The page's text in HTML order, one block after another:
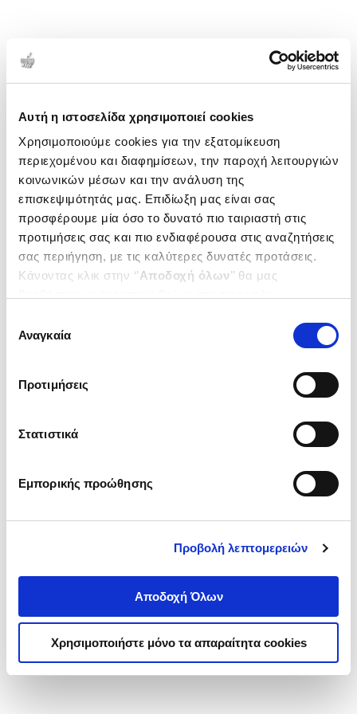
Αυτή η ιστοσελίδα χρησιμοποιεί cookies
Χρησιμοποιούμε cookies για την εξατομίκευση
περιεχομένου και διαφημίσεων, την παροχή λειτουργιών
κοινωνικών μέσων και την ανάλυση της
επισκεψιμότητάς μας. Επιδίωξη μας είναι σας
προσφέρουμε μία όσο το δυνατό πιο ταιριαστή στις
προτιμήσεις σας και πιο ενδιαφέρουσα στις αναζητήσεις
σας περιήγηση, με τις καλύτερες δυνατές προτάσεις.
Κάνοντας κλικ στην ‘’Αποδοχή όλων’’ θα μας
ενδιαφέρουν και να επιλέξετε από τα παρακάτω με την
΄΄και να ενημερωθείτε σχετικά με
συγκατάθεσης
Αναγκαία
Προτιμήσεις
Στατιστικά
Εμπορικής προώθησης
Προβολή λεπτομερειών
Αποδοχή Όλων
Χρησιμοποιήστε μόνο τα απαραίτητα cookies